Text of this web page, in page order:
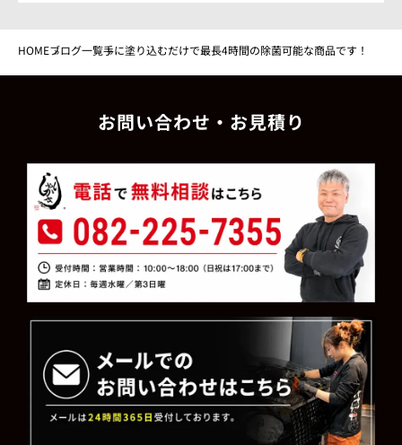
HOMEブログ一覧手に塗り込むだけで最長4時間の除菌可能な商品です！
お問い合わせ・お見積り